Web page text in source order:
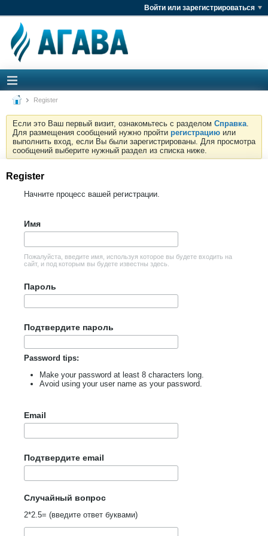
Войти или зарегистрироваться
Register
Если это Ваш первый визит, ознакомьтесь с разделом Справка.
Для размещения сообщений нужно пройти регистрацию или
выполнить вход, если Вы были зарегистрированы. Для просмотра
сообщений выберите нужный раздел из списка ниже.
Register
Начните процесс вашей регистрации.
Имя
Пожалуйста, введите имя, используя которое вы будете входить на
сайт, и под которым вы будете известны здесь.
Пароль
Подтвердите пароль
Password tips:
Make your password at least 8 characters long.
Avoid using your user name as your password.
Email
Подтвердите email
Случайный вопрос
2*2.5= (введите ответ буквами)